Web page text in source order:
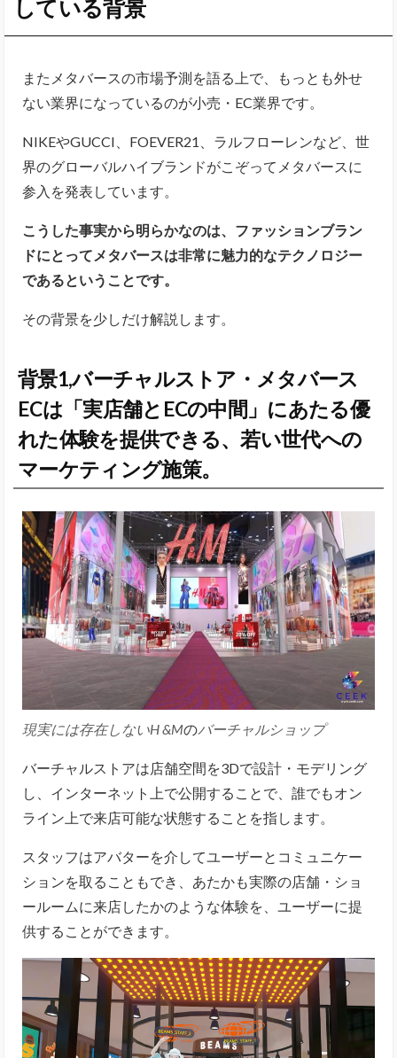
している背景
またメタバースの市場予測を語る上で、もっとも外せ
ない業界になっているのが小売・EC業界です。
NIKEやGUCCI、FOEVER21、ラルフローレンなど、世
界のグローバルハイブランドがこぞってメタバースに
参入を発表しています。
こうした事実から明らかなのは、ファッションブラン
ドにとってメタバースは非常に魅力的なテクノロジー
であるということです。
その背景を少しだけ解説します。
背景1,バーチャルストア・メタバース
ECは「実店舗とECの中間」にあたる優
れた体験を提供できる、若い世代への
マーケティング施策。
現実には存在しないH &Mのバーチャルショップ
バーチャルストアは店舗空間を3Dで設計・モデリング
し、インターネット上で公開することで、誰でもオン
ライン上で来店可能な状態することを指します。
スタッフはアバターを介してユーザーとコミュニケー
ションを取ることもでき、あたかも実際の店舗・ショ
ールームに来店したかのような体験を、ユーザーに提
供することができます。